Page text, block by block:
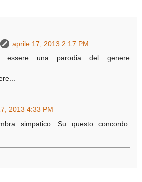
aprile 17, 2013 2:17 PM
essere una parodia del genere
2013 4:33 PM
simpatico. Su questo concordo: